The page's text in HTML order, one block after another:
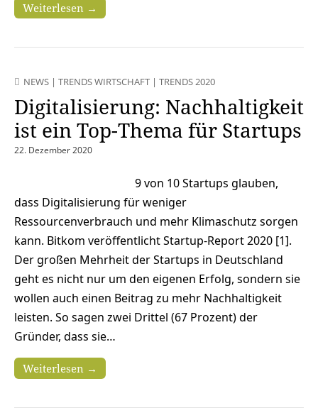
Weiterlesen →
NEWS | TRENDS WIRTSCHAFT | TRENDS 2020
Digitalisierung: Nachhaltigkeit
ist ein Top-Thema für Startups
22. Dezember 2020
9 von 10 Startups glauben,
dass Digitalisierung für weniger
Ressourcenverbrauch und mehr Klimaschutz sorgen
kann. Bitkom veröffentlicht Startup-Report 2020 [1].
Der großen Mehrheit der Startups in Deutschland
geht es nicht nur um den eigenen Erfolg, sondern sie
wollen auch einen Beitrag zu mehr Nachhaltigkeit
leisten. So sagen zwei Drittel (67 Prozent) der
Gründer, dass sie…
Weiterlesen →